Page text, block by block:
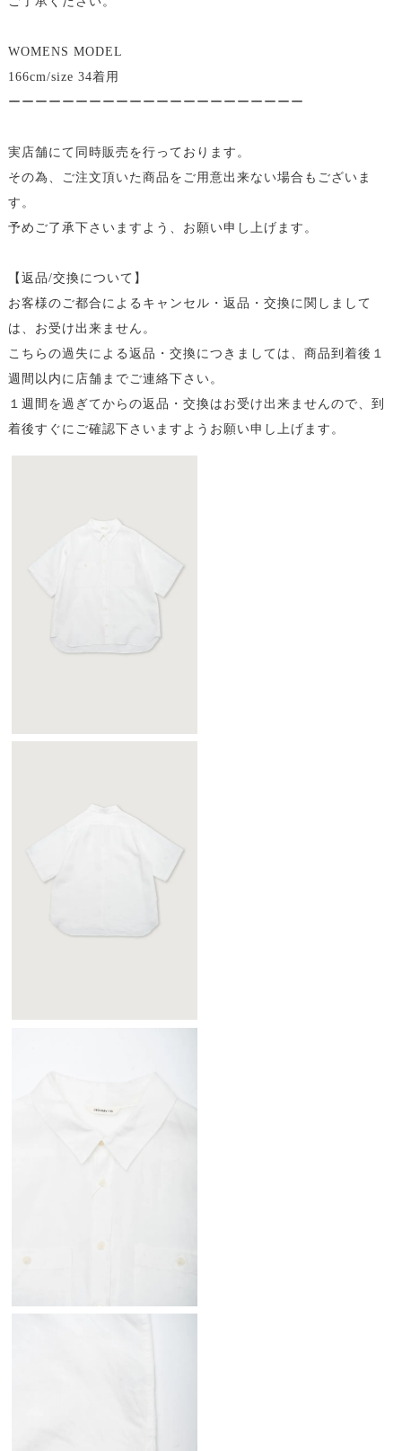
WOMENS MODEL
166cm/size 34着用
ーーーーーーーーーーーーーーーーーーーーーー
実店舗にて同時販売を行っております。
その為、ご注文頂いた商品をご用意出来ない場合もございま
す。
予めご了承下さいますよう、お願い申し上げます。
【返品/交換について】
お客様のご都合によるキャンセル・返品・交換に関しまして
は、お受け出来ません。
こちらの過失による返品・交換につきましては、商品到着後１
週間以内に店舗までご連絡下さい。
１週間を過ぎてからの返品・交換はお受け出来ませんので、到
着後すぐにご確認下さいますようお願い申し上げます。